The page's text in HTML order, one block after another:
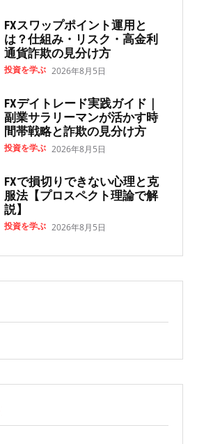
FXスワップポイント運用と
は？仕組み・リスク・高金利
通貨詐欺の見分け方
投資を学ぶ 2026年8月5日
FXデイトレード実践ガイド｜
副業サラリーマンが活かす時
間帯戦略と詐欺の見分け方
投資を学ぶ 2026年8月5日
FXで損切りできない心理と克
服法【プロスペクト理論で解
説】
投資を学ぶ 2026年8月5日